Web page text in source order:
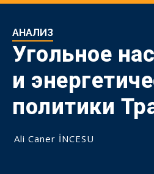
АНАЛИЗ
Угольное
и
политики
Ali Caner İNCESU